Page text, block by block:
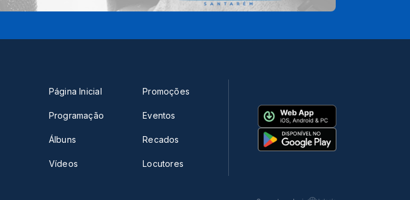
Página Inicial
Programação
Álbuns
Vídeos
Promoções
Eventos
Recados
Locutores